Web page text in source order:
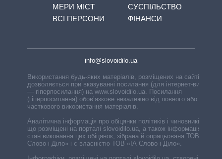
МЕРИ МІСТ
ВСІ ПЕРСОНИ
СУСПІЛЬСТВО
ФІНАНСИ
info@slovoidilo.ua
Використання будь-яких матеріалів, розміщених на сайті,
дозволяється при вказуванні посилання (для інтернет-видань
— гіперпосилання) на www.slovoidilo.ua. Посилання
(гіперпосилання) обов’язкове незалежно від повного або
часткового використання матеріалів.
Аналітична інформація про обіцянки політиків і чиновників,
що розміщені на порталі slovoidilo.ua, а також інформація про
стан виконання цих обіцянок, зібрана й опрацьована ТОВ «ІА
Слово і Діло» і є власністю ТОВ «ІА Слово і Діло».